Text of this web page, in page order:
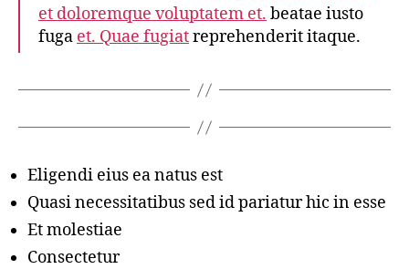
et doloremque voluptatem et. beatae iusto
fuga et. Quae fugiatreprehenderit itaque.
Eligendi eius ea natus est
Quasi necessitatibus sed id pariatur hic in esse
Et molestiae
Consectetur